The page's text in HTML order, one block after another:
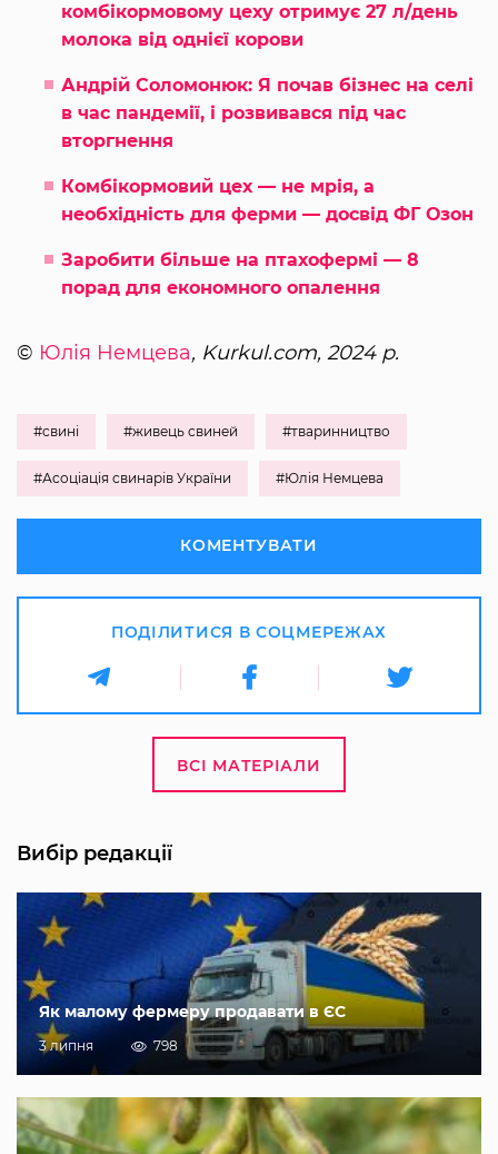
комбікормовому цеху отримує 27 л/день
молока від однієї корови
Андрій Соломонюк: Я почав бізнес на селі
в час пандемії, і розвивався під час
вторгнення
Комбікормовий цех — не мрія, а
необхідність для ферми — досвід ФГ Озон
Заробити більше на птахофермі — 8
порад для економного опалення
© Юлія Немцева, Kurkul.com, 2024 р.
#свині #живець свиней #тваринництво
#Асоціація свинарів України #Юлія Немцева
КОМЕНТУВАТИ
ПОДІЛИТИСЯ В СОЦМЕРЕЖАХ
ВСІ МАТЕРІАЛИ
Вибір редакції
Як малому фермеру продавати в ЄС
3 липня 798